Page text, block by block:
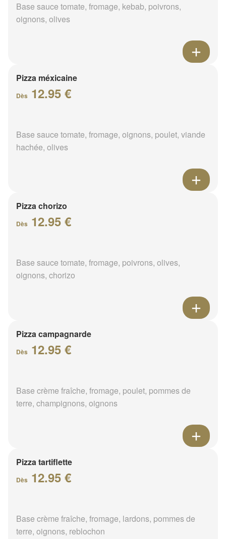
Base sauce tomate, fromage, kebab, poivrons,
oignons, olives
Pizza méxicaine
Dès 12.95 €
Base sauce tomate, fromage, oignons, poulet, viande
hachée, olives
Pizza chorizo
Dès 12.95 €
Base sauce tomate, fromage, poivrons, olives,
oignons, chorizo
Pizza campagnarde
Dès 12.95 €
Base crème fraîche, fromage, poulet, pommes de
terre, champignons, oignons
Pizza tartiflette
Dès 12.95 €
Base crème fraîche, fromage, lardons, pommes de
terre, oignons, reblochon